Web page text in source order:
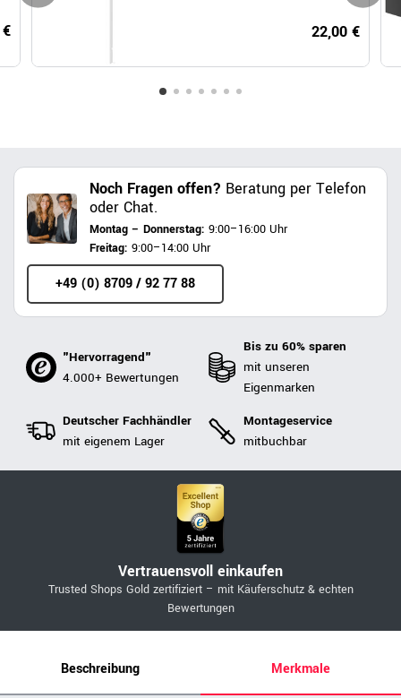
22,00 €
Noch Fragen offen? Beratung per Telefon
oder Chat.
Montag – Donnerstag: 9:00–16:00 Uhr
Freitag: 9:00–14:00 Uhr
+49 (0) 8709 / 92 77 88
"Hervorragend"
4.000+ Bewertungen
Bis zu 60% sparen
mit unseren
Eigenmarken
Deutscher Fachhändler
mit eigenem Lager
Montageservice
mitbuchbar
Vertrauensvoll einkaufen
Trusted Shops Gold zertifiziert – mit Käuferschutz & echten
Bewertungen
Beschreibung Merkmale